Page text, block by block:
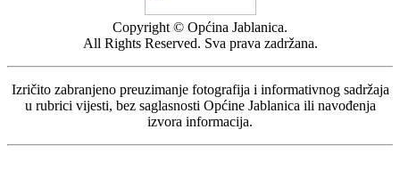
Copyright © Općina Jablanica.
All Rights Reserved. Sva prava zadržana.
Izričito zabranjeno preuzimanje fotografija i informativnog sadržaja
u rubrici vijesti, bez saglasnosti Općine Jablanica ili navođenja
izvora informacija.